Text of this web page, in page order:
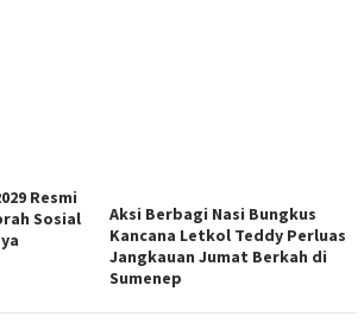
Resmi
Sosial
Aksi Berbagi Nasi Bungkus
Kancana Letkol Teddy Perluas
Jangkauan Jumat Berkah di
Sumenep